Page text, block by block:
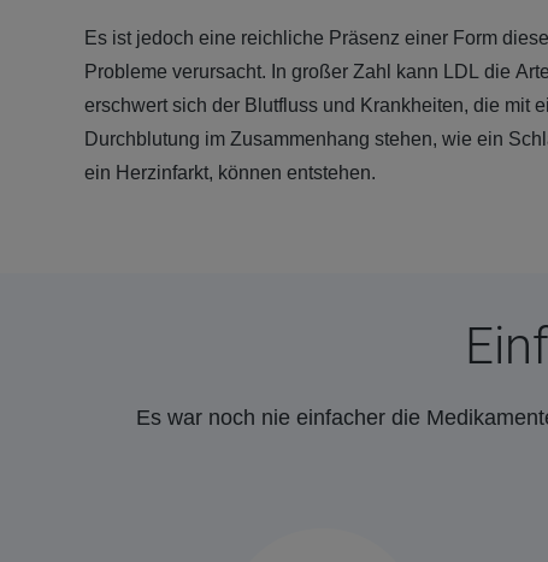
Es ist jedoch eine reichliche Präsenz einer Form
Probleme verursacht. In großer Zahl kann LDL die
erschwert sich der Blutfluss und Krankheiten, die mit
Durchblutung im Zusammenhang stehen, wie ein
ein Herzinfarkt, können entstehen.
Es war noch nie einfacher die